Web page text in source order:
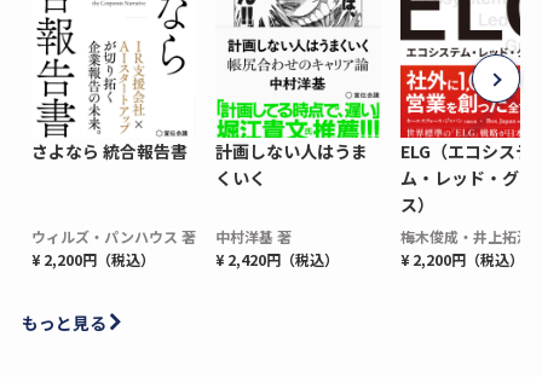
さよなら 統合報告書
ウィルズ・パンハウス 著
¥ 2,200円（税込）
計画しない人はうま
くいく
中村洋基 著
¥ 2,420円（税込）
ELG（エコシステ
ム・レッド・グロ
ス）
梅木俊成・井上拓海
¥ 2,200円（税込）
もっと見る